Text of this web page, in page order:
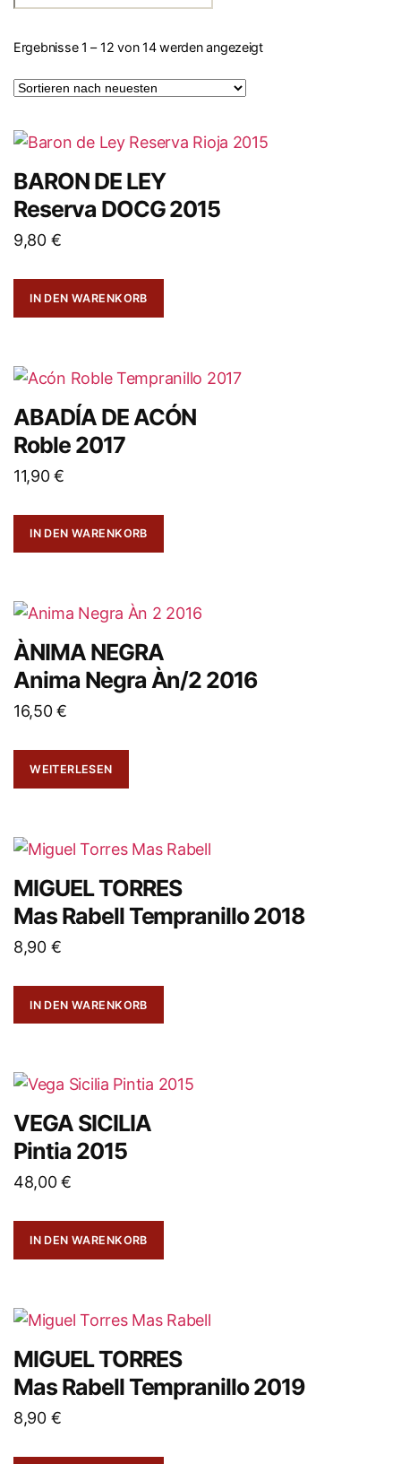
Ergebnisse 1 – 12 von 14 werden angezeigt
BARON DE LEY
Reserva DOCG 2015
9,80 €
IN DEN WARENKORB
ABADÍA DE ACÓN
Roble 2017
11,90€
IN DEN WARENKORB
ÀNIMA NEGRA
Anima Negra Àn/2 2016
16,50€
WEITERLESEN
MIGUEL TORRES
Mas Rabell Tempranillo 2018
8,90 €
IN DEN WARENKORB
VEGA SICILIA
Pintia 2015
48,00€
IN DEN WARENKORB
MIGUEL TORRES
Mas Rabell Tempranillo 2019
8,90 €